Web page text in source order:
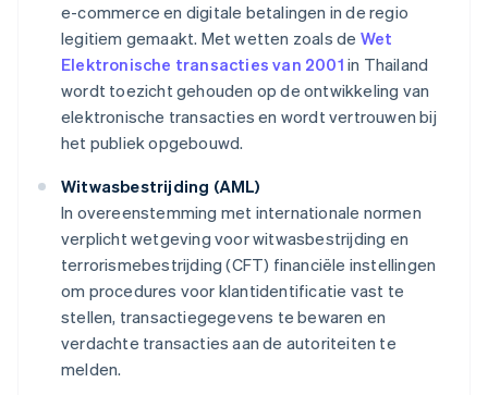
e-commerce en digitale betalingen in de regio
legitiem gemaakt. Met wetten zoals de Wet
Elektronische transacties van 2001 in Thailand
wordt toezicht gehouden op de ontwikkeling van
elektronische transacties en wordt vertrouwen bij
het publiek opgebouwd.
Witwasbestrijding (AML)
In overeenstemming met internationale normen
verplicht wetgeving voor witwasbestrijding en
terrorismebestrijding (CFT) financiële instellingen
om procedures voor klantidentificatie vast te
stellen, transactiegegevens te bewaren en
verdachte transacties aan de autoriteiten te
melden.